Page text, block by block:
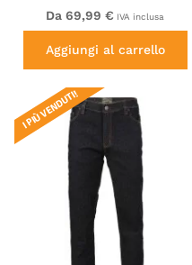
Da 69,99 € IVA inclusa
Aggiungi al carrello
I PIÙ VENDUTI!